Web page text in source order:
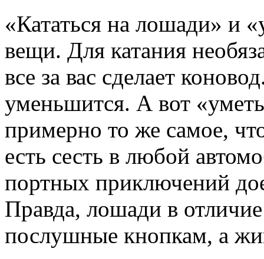
«Кататься на лошади» и
вещи. Для катания
все за вас сделает
уменьшится. А вот
примерно то же самое,
есть сесть в любой
портных приключений
Правда, лошади в
послушные кнопкам, а